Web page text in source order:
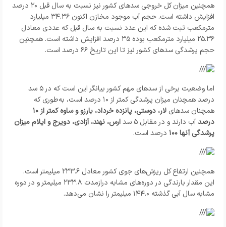
همچنین میزان کل خروجی سدهای کشور نیز نسبت به سال قبل ۲۰ درصد
افزایش داشته است. حجم آب موجود مخازن اکنون ۳۴.۳۶ میلیارد
مترمکعب ثبت شده که این عدد نسبت به سال قبل که عددی معادل
۲۵.۳۶ میلیارد مترمکعب بوده ۳۵ درصد افزایش داشته است. همچنین
حجم پرشدگی سدهای کشور نیز تا این تاریخ ۶۶ درصد است.
اما وضعیت برخی از سدهای مهم کشور بیانگر این است که در ۵ سد
درصد همچنان میزان پرشدگی کمتر از ۱۰ درصد است، به‌طوری‌ که
همچنان سدهای
لار، دوستی، پانزده خرداد، بارزو و ساوه کمتر از ۱۰
درصدآب دارند و در مقابل ۵ سد
ارس، نهند، آزادی، دویرج و ایلام میزان
پرشدگی آنها ۱۰۰
درصد است.
همچنین ارتفاع کل ریزش‌های جوی کشور معادل ۲۳۳.۶ میلیمتر است.
این مقدار بارندگی در دوره‌های مشابه درازمدت ۲۳۳.۸ میلیمتر و در دوره
مشابه سال آبی گذشته ۱۴۴.۰ میلیمتر را نشان می‌دهد.